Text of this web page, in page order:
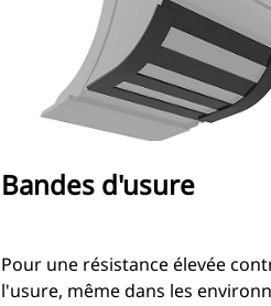
Bandes d'usure
Pour une résistance élevée
l'usure, même dans les